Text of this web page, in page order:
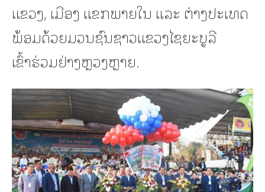
ແຂວງ, ເມືອງ ແຂກພາຍໃນ ແລະ ຕ່າງປະເທດ
ພ້ອມດ້ວຍມວນຊົນຊາວແຂວງໄຊຍະບູລີ
ເຂົ້າຮ່ວມຢ່າງຫຼວງຫຼາຍ.